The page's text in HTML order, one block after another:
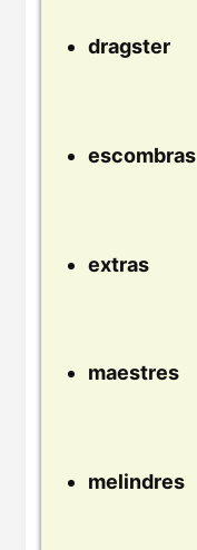
dragster
escombras
extras
maestres
melindres